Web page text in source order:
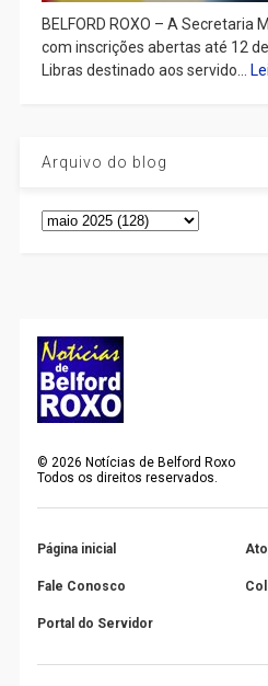
BELFORD ROXO – A Secretaria
com inscrições abertas até 12
Libras destinado aos servido...
Arquivo do blog
©2026 Notícias de Belford Roxo
Todos os direitos reservados.
Página inicial
Fale Conosco
Portal do Servidor